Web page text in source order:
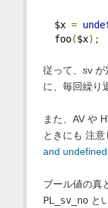
$x =
foo($x);
従って、sv
に、毎回繰り
また、AV や
ときにも 注
and
ブール値の真
PL_sv_noと